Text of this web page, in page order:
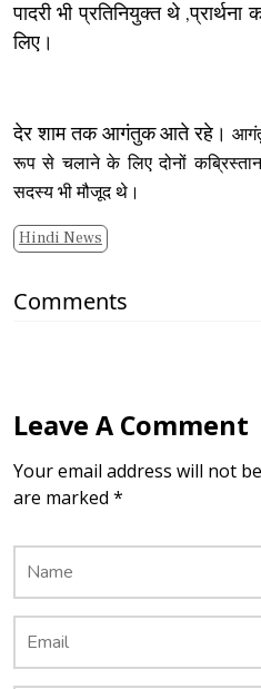
पादरी भी प्रतिनियुक्त थे
लिए।
देर शाम तक आगंतुक आते रहे।
रूप से चलाने के लिए दोनों
सदस्य भी मौजूद थे।
Hindi News
Comments
Leave A Comment
Your email address will not
are marked *